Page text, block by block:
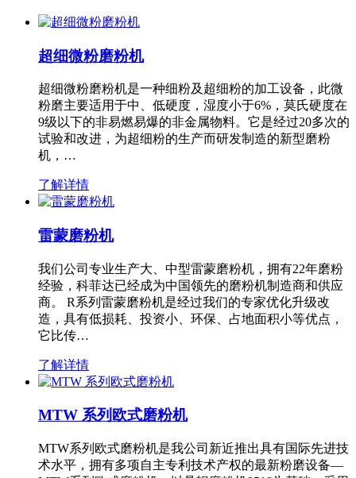
超细微粉磨粉机
超细微粉磨粉机是一种细粉及超细粉的加工设备，此微
粉磨主要适用于中、低硬度，湿度小于6%，莫氏硬度在
9级以下的非易燃易爆的非金属物料。它是经过20多次的
试验和改进，为超细粉的生产而研发制造的新型磨粉
机，…
了解详情
雷蒙磨粉机
我们公司专业生产大、中型雷蒙磨粉机，拥有22年磨粉
经验，科菲达已经成为中国领先的磨粉机制造商和供应
商。 R系列雷蒙磨粉机是经过我们的专家优化升级改
造，具有低损耗、投资小、环保、占地面积小等优点，
它比传…
了解详情
MTW 系列欧式磨粉机
MTW系列欧式磨粉机是我公司新近推出具有国际先进技
术水平，拥有多项自主专利技术产权的最新粉磨设备—